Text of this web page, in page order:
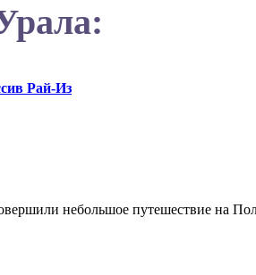
Рай-Из
небольшое путешествие на